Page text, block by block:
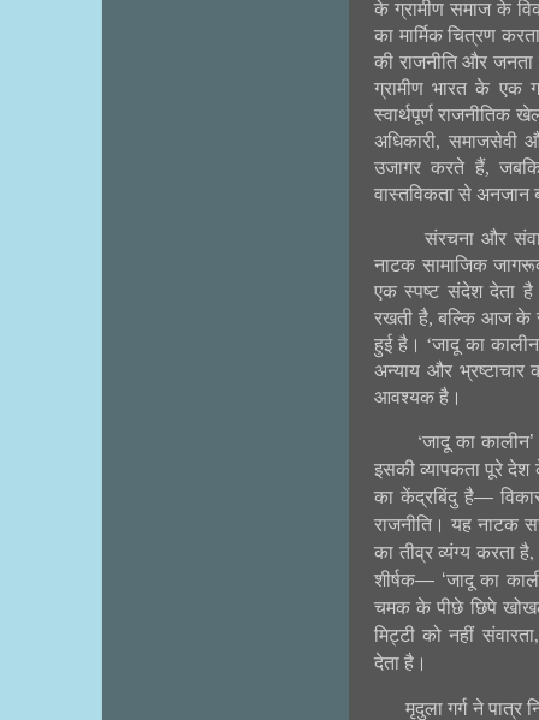
के ग्रामीण समाज के
का मार्मिक चित्रण
की राजनीति और
ग्रामीण भारत के एक
स्वार्थपूर्ण राजनीतिक
अधिकारी, समाजसेवी
उजागर करते हैं,
वास्तविकता से अनजान
संरचना और
नाटक सामाजिक
एक स्पष्ट संदेश देता
रखती है,बल्कि आज के
हुई है। ‘जादू का
अन्याय और
आवश्यक है।
‘जादू का कालीन’
इसकी व्यापकता पूरे देश
का केंद्रबिंदु है—
राजनीति। यह नाटक
का तीव्र व्यंग्य करता है,
शीर्षक— ‘जादू का
चमक के पीछे छिपे
मिट्टी को नहीं संवारता
देता है।
मृदुला गर्ग ने पात्र